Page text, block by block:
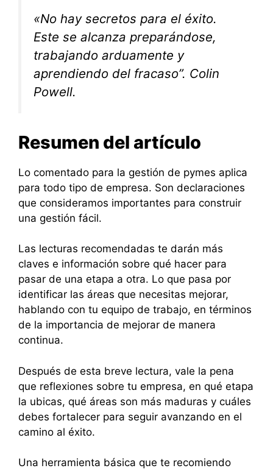
«No hay secretos para el éxito.
Este se alcanza preparándose,
trabajando arduamente y
aprendiendo del fracaso”. Colin
Powell.
Resumen del artículo
Lo comentado para la gestión de pymes aplica
para todo tipo de empresa. Son declaraciones
que consideramos importantes para construir
una gestión fácil.
Las lecturas recomendadas te darán más
claves e información sobre qué hacer para
pasar de una etapa a otra. Lo que pasa por
identificar las áreas que necesitas mejorar,
hablando con tu equipo de trabajo, en términos
de la importancia de mejorar de manera
continua.
Después de esta breve lectura, vale la pena
que reflexiones sobre tu empresa, en qué etapa
la ubicas, qué áreas son más maduras y cuáles
debes fortalecer para seguir avanzando en el
camino al éxito.
Una herramienta básica que te recomiendo